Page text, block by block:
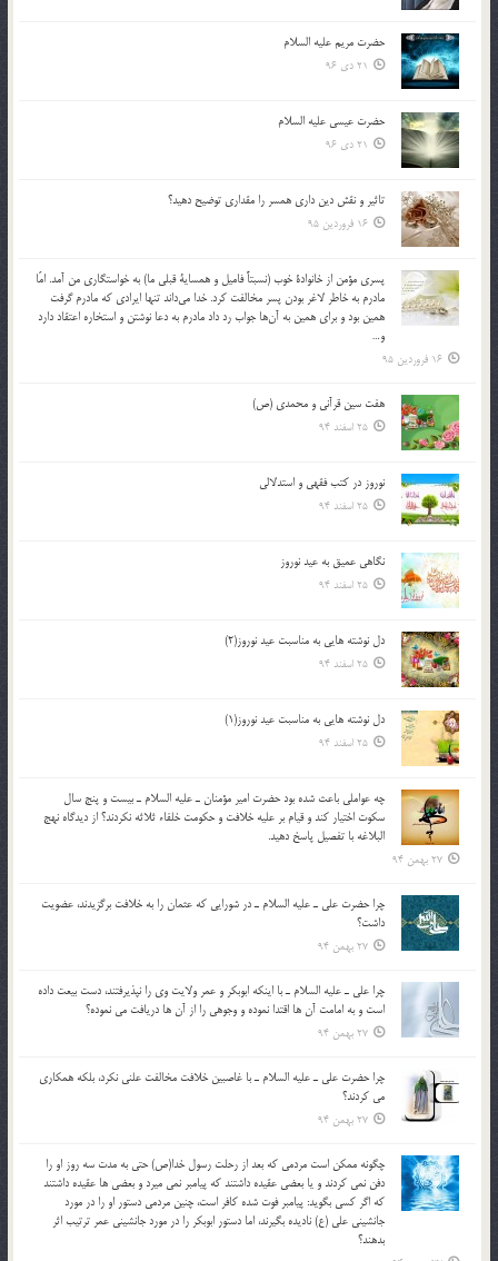
حضرت مریم علیه السلام
21 دی 96
حضرت عیسی علیه السلام
21 دی 96
تاثير و نقش دين داري همسر را مقداري توضيح دهيد؟
16 فروردین 95
پسري مؤمن از خانوادة خوب (نسبتاً فاميل و همساية قبلي ما) به خواستگاري من آمد. امّا
مادرم به خاطر لاغر بودن پسر مخالفت كرد. خدا مي‌داند تنها ايرادي كه مادرم گرفت
همين بود و براي همين به آن‌ها جواب رد داد مادرم به دعا نوشتن و استخاره اعتقاد دارد
و…
16 فروردین 95
هفت سین قرآنی و محمدی (ص)
25 اسفند 94
نوروز در كتب فقهى و استدلالى‏
25 اسفند 94
نگاهى عميق به عيد نوروز
25 اسفند 94
دل نوشته هایی به مناسبت عید نوروز(2)
25 اسفند 94
دل نوشته هایی به مناسبت عید نوروز(1)
25 اسفند 94
چه عواملي باعث شده بود حضرت امير مؤمنان ـ عليه السلام ـ بيست و پنج سال
سکوت اختيار کند و قيام بر عليه خلافت و حکومت خلفاء ثلاثه نکردند؟ از ديدگاه نهج
البلاغه با تفصيل پاسخ دهيد.
27 بهمن 94
چرا حضرت علي ـ عليه السلام ـ در شورايي كه عثمان را به خلافت برگزيدند، عضويت
داشت؟
27 بهمن 94
چرا علي ـ عليه السلام ـ با اينكه ابوبكر و عمر ولايت وي را نپذيرفتند، دست بيعت داده
است و به امامت آن ها اقتدا نموده و وجوهي را از آن ها دريافت مي نموده؟
27 بهمن 94
چرا حضرت علي ـ عليه السلام ـ با غاصبين خلافت مخالفت علني نکرد، بلكه همكاري
مي کردند؟
27 بهمن 94
چگونه ممكن است مردمي كه بعد از رحلت رسول خدا(ص) حتی به مدت سه روز او را
دفن نمي كردند و یا بعضي عقيده داشتند كه پيامبر نمي ميرد و بعضي ها عقيده داشتند
كه اگر كسي بگويد: پيامبر فوت شده كافر است، چنین مردمی دستور او را در مورد
جانشيني علي (ع) ناديده بگيرند، اما دستور ابوبكر را در مورد جانشيني عمر ترتیب اثر
بدهند؟